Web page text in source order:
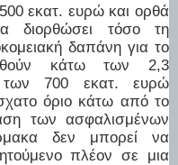
εκατ. ευρώ και ορθά
διορθώσει τόσο τη
δαπάνη για το
κάτω των 2,3
των 700 εκατ. ευρώ
όριο κάτω από το
των ασφαλισμένων
δεν μπορεί να
πλέον σε μια